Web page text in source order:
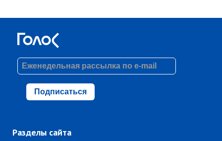
Подписаться
Разделы сайта